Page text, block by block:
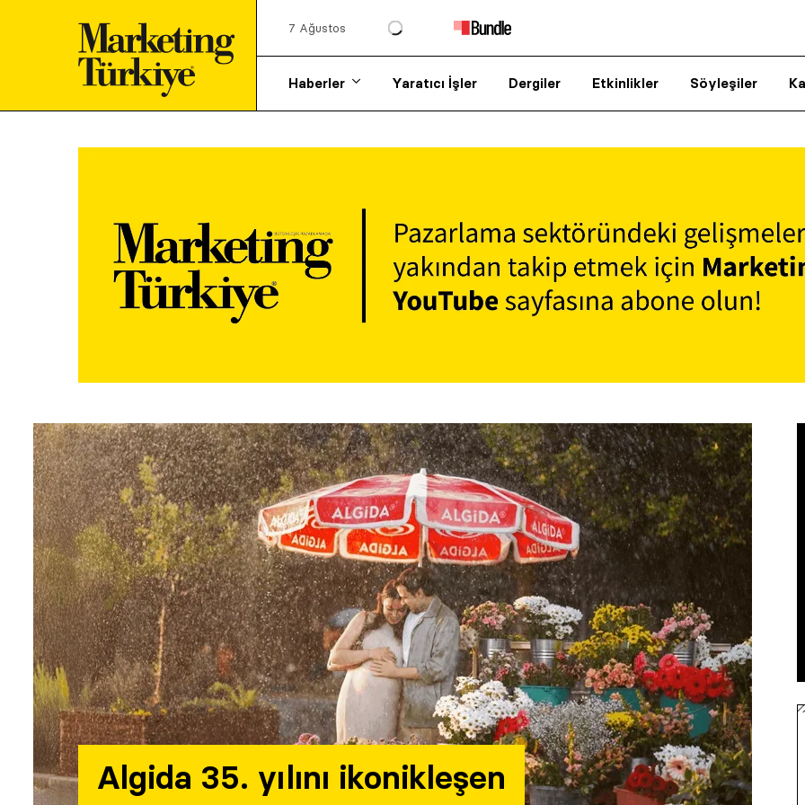
7 Ağustos
Haberler Yaratıcı İşler Dergiler Etkinlikler Söyleşiler
Algida 35. yılını ikonikleşen